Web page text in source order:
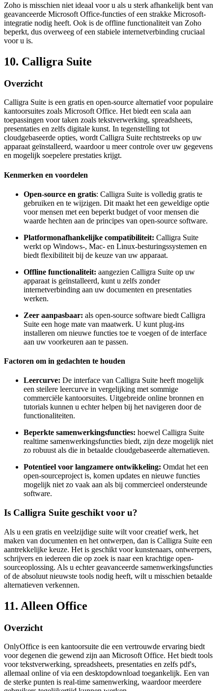
Zoho is misschien niet ideaal voor u als u sterk afhankelijk bent van
geavanceerde Microsoft Office-functies of een strakke Microsoft-
integratie nodig heeft. Ook is de offline functionaliteit van Zoho
beperkt, dus overweeg of een stabiele internetverbinding cruciaal
voor u is.
10. Calligra Suite
Overzicht
Calligra Suite is een gratis en open-source alternatief voor populaire
kantoorsuites zoals Microsoft Office. Het biedt een scala aan
toepassingen voor taken zoals tekstverwerking, spreadsheets,
presentaties en zelfs digitale kunst. In tegenstelling tot
cloudgebaseerde opties, wordt Calligra Suite rechtstreeks op uw
apparaat geïnstalleerd, waardoor u meer controle over uw gegevens
en mogelijk soepelere prestaties krijgt.
Kenmerken en voordelen
Open-source en gratis: Calligra Suite is volledig gratis te
gebruiken en te wijzigen. Dit maakt het een geweldige optie
voor mensen met een beperkt budget of voor mensen die
waarde hechten aan de principes van open-source software.
Platformonafhankelijke compatibiliteit: Calligra Suite
werkt op Windows-, Mac- en Linux-besturingssystemen en
biedt flexibiliteit bij de keuze van uw apparaat.
Offline functionaliteit: aangezien Calligra Suite op uw
apparaat is geïnstalleerd, kunt u zelfs zonder
internetverbinding aan uw documenten en presentaties
werken.
Zeer aanpasbaar: als open-source software biedt Calligra
Suite een hoge mate van maatwerk. U kunt plug-ins
installeren om nieuwe functies toe te voegen of de interface
aan uw voorkeuren aan te passen.
Factoren om in gedachten te houden
Leercurve: De interface van Calligra Suite heeft mogelijk
een steilere leercurve in vergelijking met sommige
commerciële kantoorsuites. Uitgebreide online bronnen en
tutorials kunnen u echter helpen bij het navigeren door de
functionaliteiten.
Beperkte samenwerkingsfuncties: hoewel Calligra Suite
realtime samenwerkingsfuncties biedt, zijn deze mogelijk niet
zo robuust als die in betaalde cloudgebaseerde alternatieven.
Potentieel voor langzamere ontwikkeling: Omdat het een
open-sourceproject is, komen updates en nieuwe functies
mogelijk niet zo vaak aan als bij commercieel ondersteunde
software.
Is Calligra Suite geschikt voor u?
Als u een gratis en veelzijdige suite wilt voor creatief werk, het
maken van documenten en het ontwerpen, dan is Calligra Suite een
aantrekkelijke keuze. Het is geschikt voor kunstenaars, ontwerpers,
schrijvers en iedereen die op zoek is naar een krachtige open-
sourceoplossing. Als u echter geavanceerde samenwerkingsfuncties
of de absoluut nieuwste tools nodig heeft, wilt u misschien betaalde
alternatieven verkennen.
11. Alleen Office
Overzicht
OnlyOffice is een kantoorsuite die een vertrouwde ervaring biedt
voor degenen die gewend zijn aan Microsoft Office. Het biedt tools
voor tekstverwerking, spreadsheets, presentaties en zelfs pdf's,
allemaal online of via een desktopdownload toegankelijk. Een van
de sterke punten is real-time samenwerking, waardoor meerdere